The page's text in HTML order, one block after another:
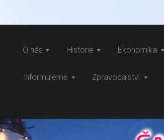
O nás Historie Ekonomika
Informujeme Zpravodajství